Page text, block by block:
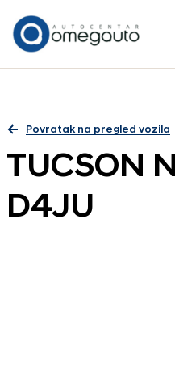
Povratak na pregled vozila
TUCSON
D4JU